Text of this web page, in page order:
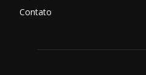
Contato